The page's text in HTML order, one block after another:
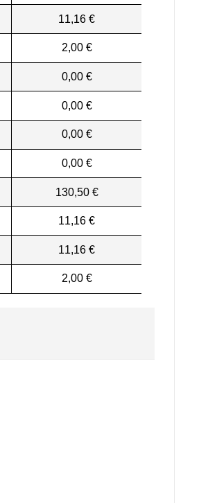
11,16 €
2,00 €
0,00 €
0,00 €
0,00 €
0,00 €
130,50 €
11,16 €
11,16 €
2,00 €